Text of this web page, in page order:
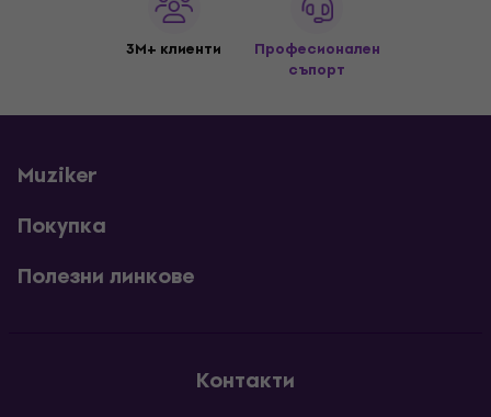
3M+ клиенти
Професионален
съпорт
Muziker
Покупка
Полезни линкове
Контакти